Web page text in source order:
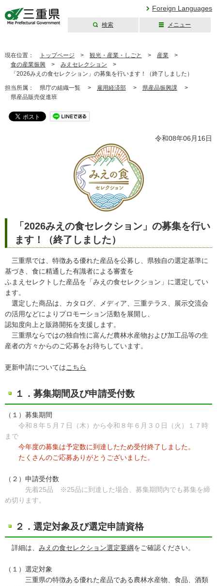
Foreign Languages
検索 メニュー
現在位置： トップページ > 観光・産業・しごと > 産業 >
食の産業振興 > みえセレクション >
「2026みえの食セレクション」の募集を行います！（終了しました）
担当所属： 県庁の組織一覧 > 雇用経済部 > 県産品振興課 >
県産品販売促進班
令和08年06月16日
「2026みえの食セレクション」の募集を行い
ます！（終了しました）
三重県では、特徴ある優れた産品を公募し、県独自の選定基準に
基づき、食に精通した有識者による審査を
ふまえセレクトした産品を「みえの食セレクション」に選定してい
ます。
選定した商品は、カタログ、メディア、三重テラス、展示交流会
の活用などによりプロモーション活動を展開し、
認知度向上と販路開拓を支援します。
三重県ならではの独自性に富んだ農林水産物および加工品等の生
産者の方々からのご応募をお待ちしています。
更新申請についてはこちら
１．募集期間及び申請受付数
（１）募集期間​
令和８年５月７日（木）から令和８年６月３０日（火）１７時
まで
今年度の募集は予定数に到達したため受付終了しました。
たくさんのご応募ありがとうございました。
（２）申請受付数
先着25品 ※25品に到達した場合、募集期間内でも募集を締
め切ります。
２．選定対象及び選定申請資格
詳細は、 みえの食セレクション選定要綱をご確認ください。
（１）選定対象
三重県の特徴ある優れた産品である農林水産物、食品、酒類